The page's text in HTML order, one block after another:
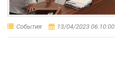
События 13/04/2023 06:10:00